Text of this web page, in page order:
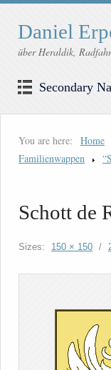
Daniel
über Heraldik,
Secondary
You are here: Home
Familienwappen
Schott de
Sizes: 150 × 150 /